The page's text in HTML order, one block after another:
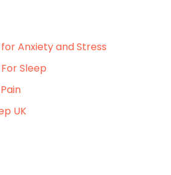
Anxiety and Stress
Sleep
UK